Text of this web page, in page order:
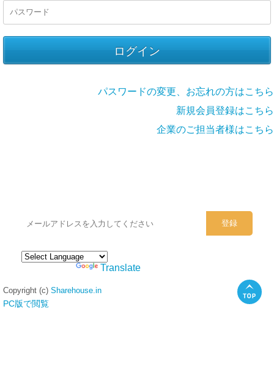
パスワードの変更、お忘れの方はこちら
新規会員登録はこちら
企業のご担当者様はこちら
Translate
Copyright (c) Sharehouse.in
PC版で閲覧